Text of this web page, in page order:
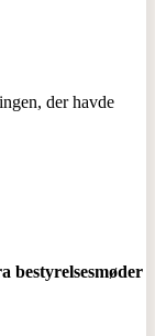
der havde
bestyrelsesmøder